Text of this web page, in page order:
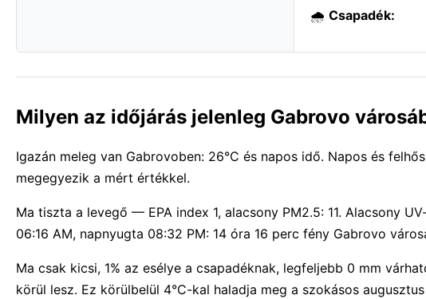
🌧️ Csapadék:
Milyen az időjárás jelenleg Gabrovo
Igazán meleg van Gabrovoben: 26°C és napos idő. Napos és
megegyezik a mért értékkel.
Ma tiszta a levegő — EPA index 1, alacsony PM2.5: 11. Alacsony
06:16 AM, napnyugta 08:32 PM: 14 óra 16 perc fény Gabrovo
Ma csak kicsi, 1% az esélye a csapadéknak, legfeljebb 0 mm
körül lesz. Ez körülbelül 4°C-kal haladja meg a szokásos